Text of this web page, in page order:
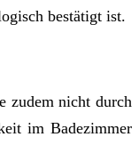
bestätigt ist.
zudem nicht durch
im Badezimmer